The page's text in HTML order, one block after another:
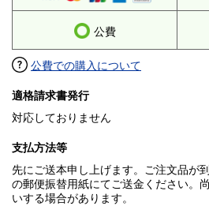
公費
公費での購入について
適格請求書発行
対応しておりません
支払方法等
先にご送本申し上げます。ご注文品が
の郵便振替用紙にてご送金ください。
いする場合があります。